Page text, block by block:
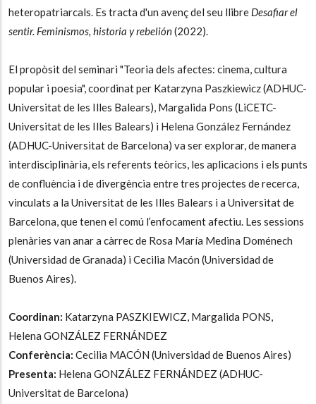
heteropatriarcals. Es tracta d'un avenç del seu llibre Desafiar el
sentir. Feminismos, historia y rebelión(2022).
El propòsit del seminari "Teoria dels afectes: cinema, cultura
popular i poesia", coordinat per Katarzyna Paszkiewicz (ADHUC-
Universitat de les Illes Balears), Margalida Pons (LiCETC-
Universitat de les Illes Balears) i Helena González Fernández
(ADHUC-Universitat de Barcelona) va ser explorar, de manera
interdisciplinària, els referents teòrics, les aplicacions i els punts
de confluència i de divergència entre tres projectes de recerca,
vinculats a la Universitat de les Illes Balears i a Universitat de
Barcelona, que tenen el comú l’enfocament afectiu. Les sessions
plenàries van anar a càrrec de Rosa María Medina Doménech
(Universidad de Granada) i Cecilia Macón (Universidad de
Buenos Aires).
Coordinan: Katarzyna PASZKIEWICZ, Margalida PONS,
Helena GONZÁLEZ FERNÁNDEZ
Conferència: Cecilia MACÓN (Universidad de Buenos Aires)
Presenta: Helena GONZÁLEZ FERNÁNDEZ (ADHUC-
Universitat de Barcelona)